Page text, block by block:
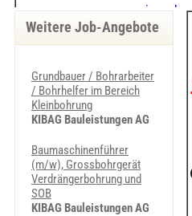
Weitere Job-Angebote
Grundbauer / Bohrarbeiter
/ Bohrhelfer im Bereich
Kleinbohrung
KIBAG Bauleistungen AG
Baumaschinenführer
(m/w), Grossbohrgerät
Verdrängerbohrung und
SOB
KIBAG Bauleistungen AG